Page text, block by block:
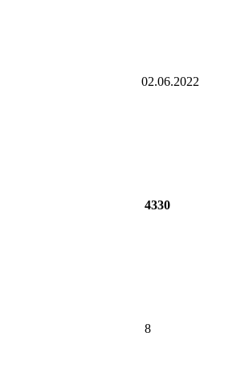
02.06.2022
4330
8